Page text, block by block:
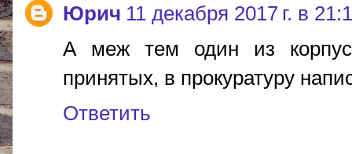
Юрич 11 декабря 2017 г. в
А меж тем один из
принятых, в прокуратуру
Ответить